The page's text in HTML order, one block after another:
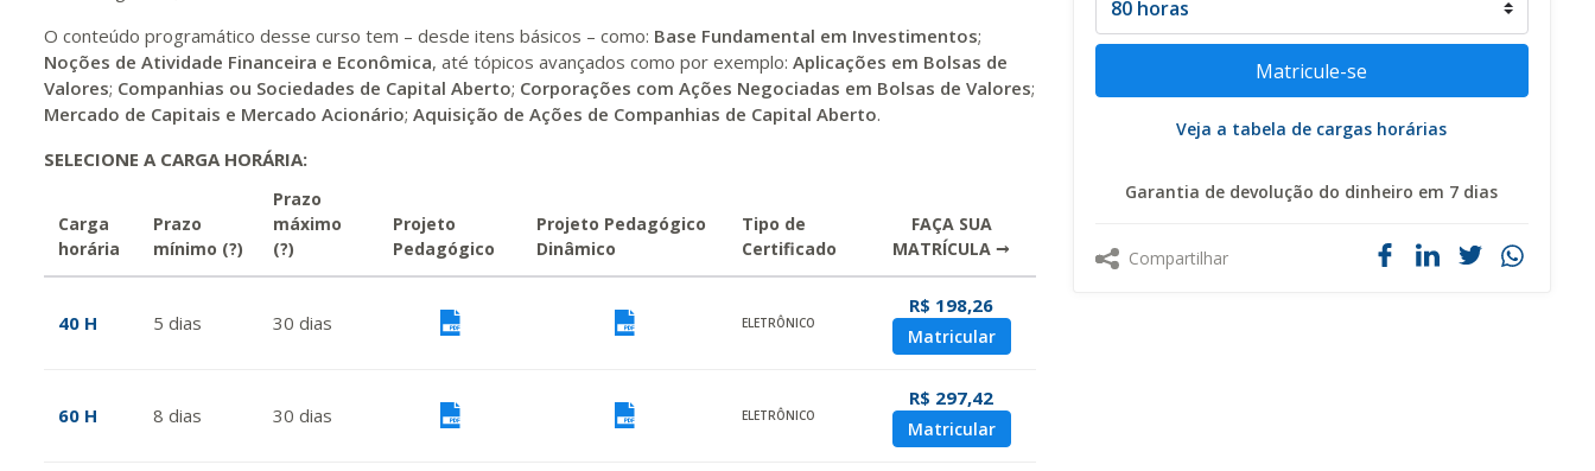
Veja a tabela de cargas horárias
Garantia de devolução do dinheiro em 7 dias
Compartilhar
O conteúdo programático desse curso tem – desde itens básicos – como: Base Fundamental em Investimentos;
Noções de Atividade Financeira e Econômica, até tópicos avançados como por exemplo: Aplicações em Bolsas de
Valores; Companhias ou Sociedades de Capital Aberto; Corporações com Ações Negociadas em Bolsas de Valores;
Mercado de Capitais e Mercado Acionário; Aquisição de Ações de Companhias de Capital Aberto.
SELECIONE A CARGA HORÁRIA:
Carga
horária
Prazo
mínimo (?)
Prazo
máximo
(?)
Projeto
Pedagógico
Projeto Pedagógico
Dinâmico
Tipo de
Certificado
FAÇA SUA
MATRÍCULA →
40 H 5 dias 30 dias Visualizar
ELETRÔNICO
R$ 198,26
Matricular
60 H 8 dias 30 dias Visualizar
ELETRÔNICO
R$ 297,42
Matricular